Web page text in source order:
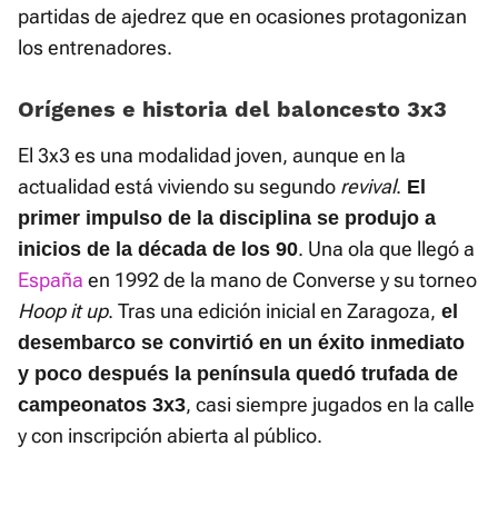
partidas de ajedrez que en ocasiones protagonizan
los entrenadores.
Orígenes e historia del baloncesto 3x3
El 3x3 es una modalidad joven, aunque en la
actualidad está viviendo su segundo revival. El
primer impulso de la disciplina se produjo a
inicios de la década de los 90. Una ola que llegó a
España en 1992 de la mano de Converse y su torneo
Hoop it up. Tras una edición inicial en Zaragoza, el
desembarco se convirtió en un éxito inmediato
y poco después la península quedó trufada de
campeonatos 3x3, casi siempre jugados en la calle
y con inscripción abierta al público.